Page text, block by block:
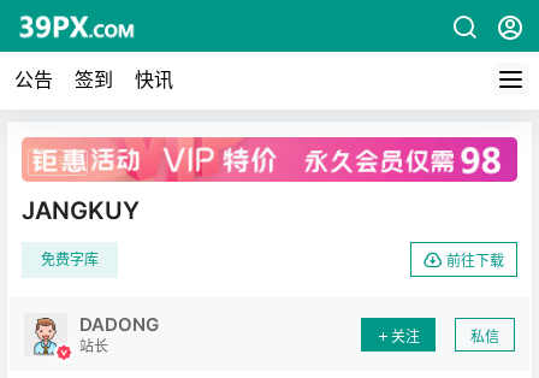
公告 签到 快讯
广告
JANGKUY
免费字库 前往下载
DADONG
站长
关注 私信